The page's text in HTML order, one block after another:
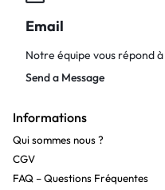
Email
Notre équipe vous répond à
Send a Message
Informations
Qui sommes nous ?
CGV
FAQ – Questions Fréquentes